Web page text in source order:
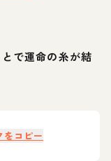
で運命の糸が結
をコピー